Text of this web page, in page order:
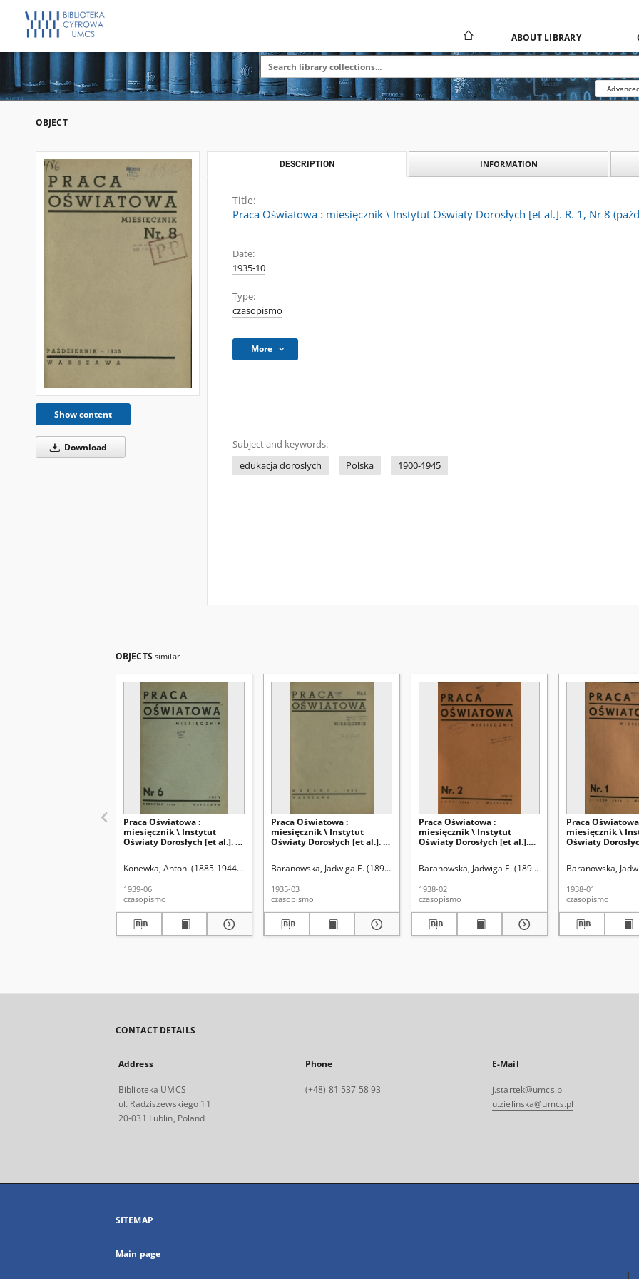
ABOUT LIBRARY
OBJECT
Show content
Download
DESCRIPTION INFORMATION
Title:
Praca Oświatowa : miesięcznik \ Instytut Oświaty Dorosłych [et al.]. R. 1, Nr 8
Date:
1935-10
Type:
czasopismo
More
Subject and keywords:
edukacja dorosłych
Polska 1900-1945
OBJECTS similar
Praca Oświatowa :
miesięcznik \ Instytut
Oświaty Dorosłych [et al.]. R.
Konewka, Antoni (1885-1944). Red.
1939-06
czasopismo
Praca Oświatowa :
miesięcznik \ Instytut
Oświaty Dorosłych [et al.]. R.
Baranowska, Jadwiga E. (1893-? ). Red.
1935-03
czasopismo
Praca Oświatowa :
miesięcznik \ Instytut
Oświaty Dorosłych [et al.].R.
Baranowska, Jadwiga E. (1893-? ). Red. Konewka,
1938-02
czasopismo
Praca
miesięcznik \
Oświaty
Baranowska,
1938-01
czasopismo
CONTACT DETAILS
Address
Biblioteka UMCS
ul. Radziszewskiego 11
20-031 Lublin, Poland
Phone
(+48) 81 537 58 93
E-Mail
j.startek@umcs.pl
u.zielinska@umcs.pl
SITEMAP
Main page